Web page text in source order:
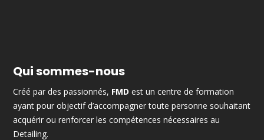
Qui sommes-nous
Créé par des passionnés, FMD est un centre de formation
ayant pour objectif d’accompagner toute personne souhaitant
acquérir ou renforcer les compétences nécessaires au
Detailing.